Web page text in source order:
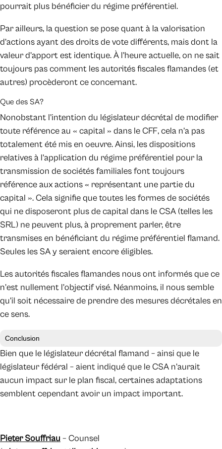
pourrait plus bénéficier du régime préférentiel.
Par ailleurs, la question se pose quant à la valorisation
d’actions ayant des droits de vote différents, mais dont la
valeur d’apport est identique. À l’heure actuelle, on ne sait
toujours pas comment les autorités fiscales flamandes (et
autres) procèderont ce concernant.
Que des SA?
Nonobstant l’intention du législateur décrétal de modifier
toute référence au « capital » dans le CFF, cela n’a pas
totalement été mis en oeuvre. Ainsi, les dispositions
relatives à l’application du régime préférentiel pour la
transmission de sociétés familiales font toujours
référence aux actions « représentant une partie du
capital ». Cela signifie que toutes les formes de sociétés
qui ne disposeront plus de capital dans le CSA (telles les
SRL) ne peuvent plus, à proprement parler, être
transmises en bénéficiant du régime préférentiel flamand.
Seules les SA y seraient encore éligibles.
Les autorités fiscales flamandes nous ont informés que ce
n’est nullement l’objectif visé. Néanmoins, il nous semble
qu’il soit nécessaire de prendre des mesures décrétales en
ce sens.
Conclusion
Bien que le législateur décrétal flamand – ainsi que le
législateur fédéral – aient indiqué que le CSA n’aurait
aucun impact sur le plan fiscal, certaines adaptations
semblent cependant avoir un impact important.
Pieter Souffriau – Counsel